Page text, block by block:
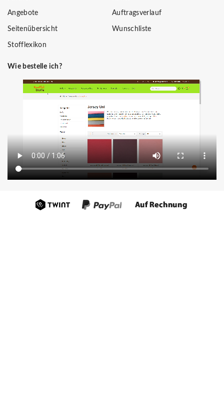
Angebote
Seitenübersicht
Stofflexikon
Auftragsverlauf
Wunschliste
Wie bestelle ich?